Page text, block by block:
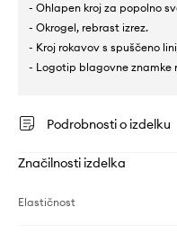
- Ohlapen kroj za popolno
- Okrogel, rebrast izrez.
- Kroj rokavov s spuščeno
- Logotip blagovne znamke
Podrobnosti o izdelku
Značilnosti izdelka
Elastičnost